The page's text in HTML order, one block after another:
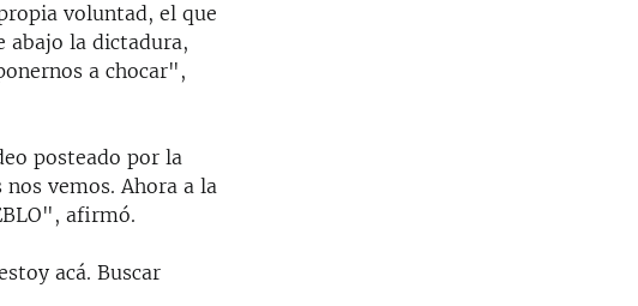
voluntad, el que
abajo la dictadura,
a chocar",
posteado por la
vemos. Ahora a la
afirmó.
acá. Buscar